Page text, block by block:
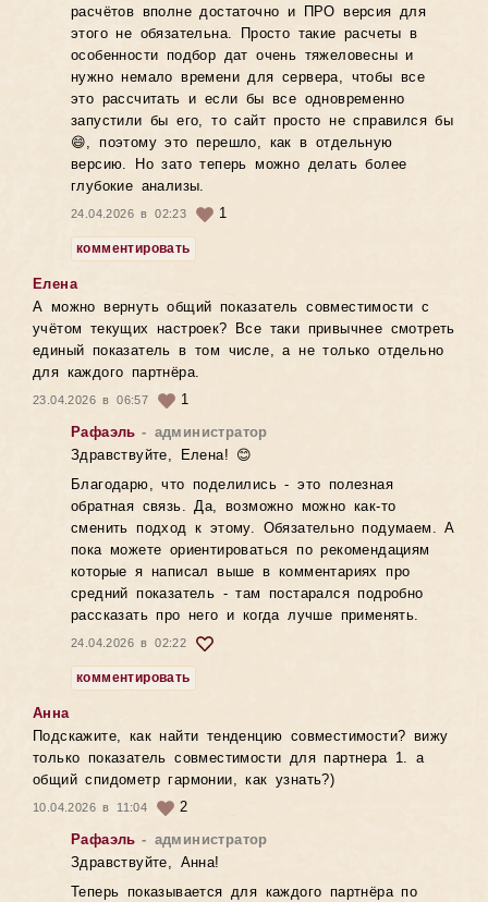
расчётов вполне достаточно и ПРО версия для
этого не обязательна. Просто такие расчеты в
особенности подбор дат очень тяжеловесны и
нужно немало времени для сервера, чтобы все
это рассчитать и если бы все одновременно
запустили бы его, то сайт просто не справился бы
😄, поэтому это перешло, как в отдельную
версию. Но зато теперь можно делать более
глубокие анализы.
24.04.2026 в 02:23 1
комментировать
Елена
А можно вернуть общий показатель совместимости с
учётом текущих настроек? Все таки привычнее смотреть
единый показатель в том числе, а не только отдельно
для каждого партнёра.
23.04.2026 в 06:57
1
Рафаэль - администратор
Здравствуйте, Елена! 😊
Благодарю, что поделились - это полезная
обратная связь. Да, возможно можно как-то
сменить подход к этому. Обязательно подумаем. А
пока можете ориентироваться по рекомендациям
которые я написал выше в комментариях про
средний показатель - там постарался подробно
рассказать про него и когда лучше применять.
24.04.2026 в 02:22
комментировать
Анна
Подскажите, как найти тенденцию совместимости? вижу
только показатель совместимости для партнера 1. а
общий спидометр гармонии, как узнать?)
10.04.2026 в 11:04
2
Рафаэль - администратор
Здравствуйте, Анна!
Теперь показывается для каждого партнёра по